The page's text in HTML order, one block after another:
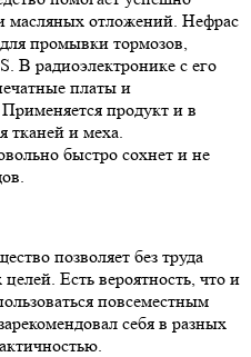
масляных отложений. Нефрас
промывки тормозов,
В радиоэлектронике с его
платы и
продукт и в
тканей и меха.
быстро сохнет и не
позволяет без труда
Есть вероятность, что и
повсеместным
себя в разных